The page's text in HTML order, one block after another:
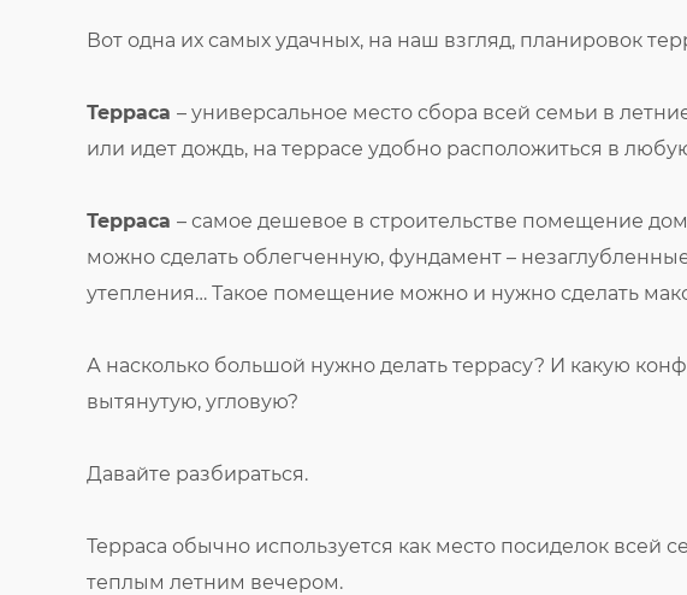
Вот одна их самых удачных, на наш взгляд, планировок
Терраса – универсальное место сбора всей семьи в
или идет дождь, на террасе удобно расположиться в
Терраса – самое дешевое в строительстве помещение
можно сделать облегченную, фундамент –
утепления… Такое помещение можно и нужно сделать
А насколько большой нужно делать террасу? И какую
вытянутую, угловую?
Давайте разбираться.
Терраса обычно используется как место посиделок всей
теплым летним вечером.